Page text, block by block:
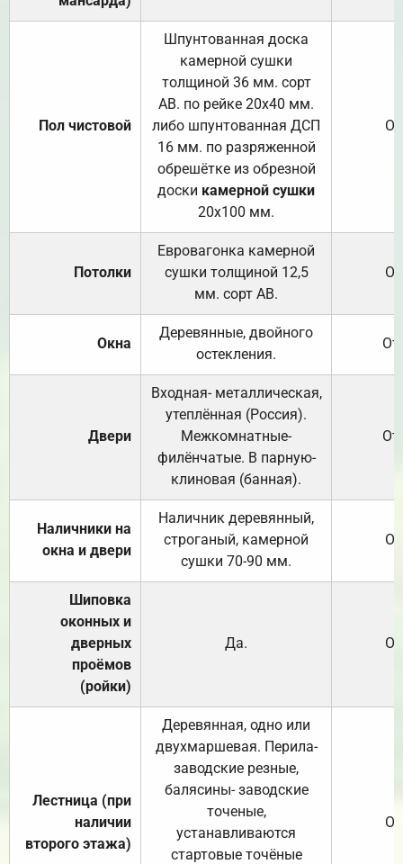
Пол чистовой
Шпунтованная доска
камерной сушки
толщиной 36 мм. сорт
АВ. по рейке 20х40 мм.
либо шпунтованная ДСП
16 мм. по разряженной
обрешётке из обрезной
доски камерной сушки
20х100 мм.
Потолки
Евровагонка камерной
сушки толщиной 12,5
мм. сорт АВ.
Окна
Деревянные, двойного
остекления.
Двери
Входная- металлическая,
утеплённая (Россия).
Межкомнатные-
филёнчатые. В парную-
клиновая (банная).
Наличники на
окна и двери
Наличник деревянный,
строганый, камерной
сушки 70-90 мм.
Шиповка
оконных и
дверных
проёмов
(ройки)
Да.
Лестница (при
наличии
второго этажа)
Деревянная, одно или
двухмаршевая. Перила-
заводские резные,
балясины- заводские
точеные,
устанавливаются
стартовые точёные